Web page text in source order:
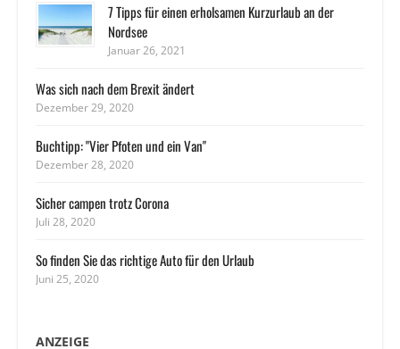
7 Tipps für einen erholsamen Kurzurlaub an der
Nordsee
Januar 26, 2021
Was sich nach dem Brexit ändert
Dezember 29, 2020
Buchtipp: "Vier Pfoten und ein Van"
Dezember 28, 2020
Sicher campen trotz Corona
Juli 28, 2020
So finden Sie das richtige Auto für den Urlaub
Juni 25, 2020
ANZEIGE